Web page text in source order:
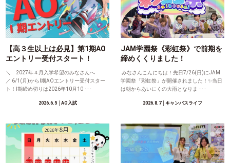
【高３生以上は必見】第1期AO
エントリー受付スタート！
＼ 2027年４月入学希望のみなさんへ
／ 6/1(月)からⅠ期AOエントリー受付スター
ト！Ⅰ期締め切りは2026年10月10 ･･･
2026.6.5│AO入試
JAM学園祭《彩虹祭》で前期を
締めくくりました！
みなさんこんにちは！先日7/26(日)にJAM
学園祭「彩虹祭」が開催されました！✨当日
は朝からあいにくの大雨となりま ･･･
2026.8.7│キャンパスライフ